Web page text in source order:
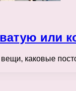
или
каковые